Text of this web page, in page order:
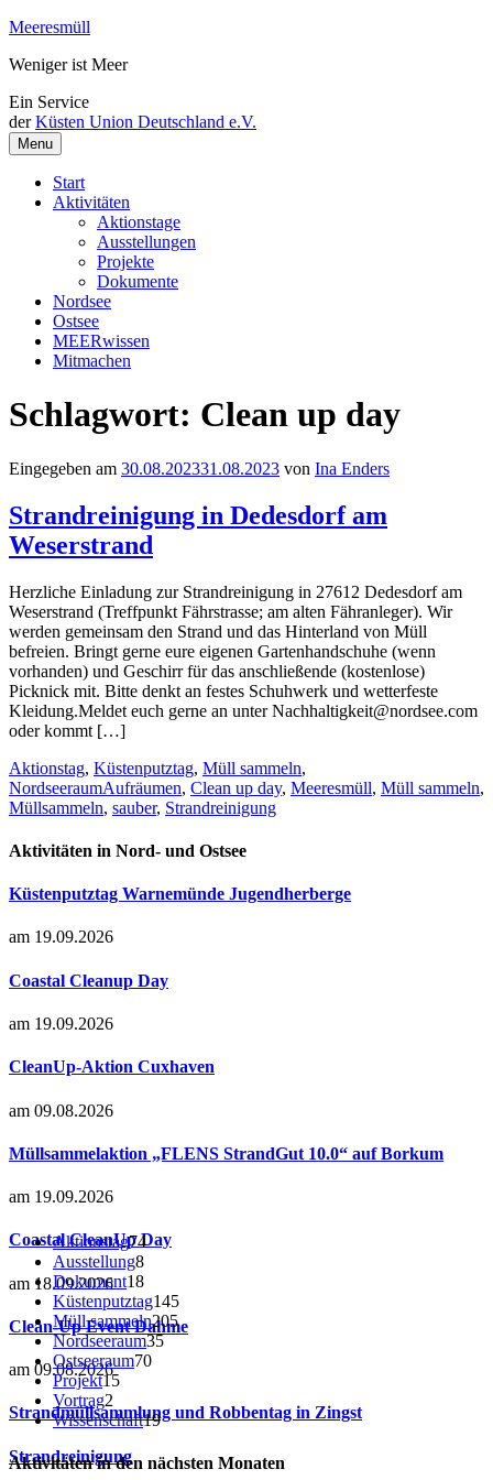
Weiter
Inhalt
Meeresmüll
Weniger ist Meer
Ein Service
derKüsten Union Deutschland e.V.
Menu
Start
Aktivitäten
Aktionstage
Ausstellungen
Projekte
Dokumente
Nordsee
Ostsee
MEERwissen
Mitmachen
Schlagwort: Clean up day
Eingegeben am 30.08.202331.08.2023 von Ina Enders
Strandreinigung in Dedesdorf am
Weserstrand
Herzliche Einladung zur Strandreinigung in 27612 Dedesdorf am
Weserstrand (Treffpunkt Fährstrasse; am alten Fähranleger). Wir
werden gemeinsam den Strand und das Hinterland von Müll
befreien. Bringt gerne eure eigenen Gartenhandschuhe (wenn
vorhanden) und Geschirr für das anschließende (kostenlose)
Picknick mit. Bitte denkt an festes Schuhwerk und wetterfeste
Kleidung.Meldet euch gerne an unter Nachhaltigkeit@nordsee.com
oder kommt […]
Aktionstag, Küstenputztag, Müll sammeln,
NordseeraumAufräumen, Clean up day, Meeresmüll, Müll sammeln,
Müllsammeln, sauber, Strandreinigung
Aktivitäten in Nord- und Ostsee
Küstenputztag Warnemünde Jugendherberge
am 19.09.2026
Coastal Cleanup Day
am 19.09.2026
CleanUp-Aktion Cuxhaven
am 09.08.2026
Müllsammelaktion „FLENS StrandGut 10.0“ auf Borkum
am 19.09.2026
Coastal CleanUp Day
am 18.09.2026
Clean-Up Event Dahme
am 09.08.2026
Strandmüllsammlung und Robbentag in Zingst
Strandreinigung
Aktionstag74
Ausstellung8
Dokument18
Küstenputztag145
Müll sammeln205
Nordseeraum35
Ostseeraum70
Projekt15
Vortrag2
Wissenschaft19
Aktivitäten in den nächsten Monaten